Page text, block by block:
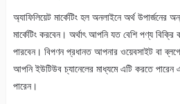
অ্যাফিলিয়েট মার্কেটিং হল অনলাইনে অর্থ
মার্কেটিং করবেন। অর্থাৎ আপনি যত বেশি পণ্য
পারবেন। বিপণন প্রধানত আপনার ওয়েবসাইট বা
আপনি ইউটিউব চ্যানেলের মাধ্যমে এটি করতে
পারেন।